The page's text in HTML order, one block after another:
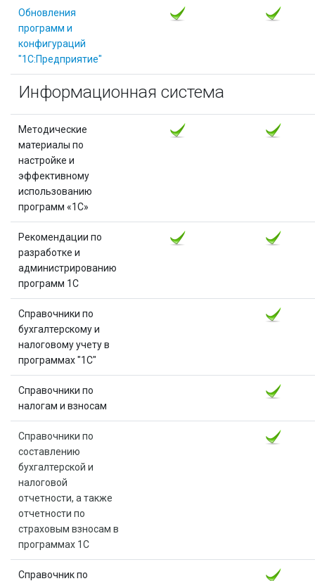
Обновления
программ и
конфигураций
"1С:Предприятие"
Информационная система
Методические
материалы по
настройке и
эффективному
использованию
программ «1С»
Рекомендации по
разработке и
администрированию
программ 1С
Справочники по
бухгалтерскому и
налоговому учету в
программах "1С"
Справочники по
налогам и взносам
Справочники по
составлению
бухгалтерской и
налоговой
отчетности, а также
отчетности по
страховым взносам в
программах 1С
Справочник по